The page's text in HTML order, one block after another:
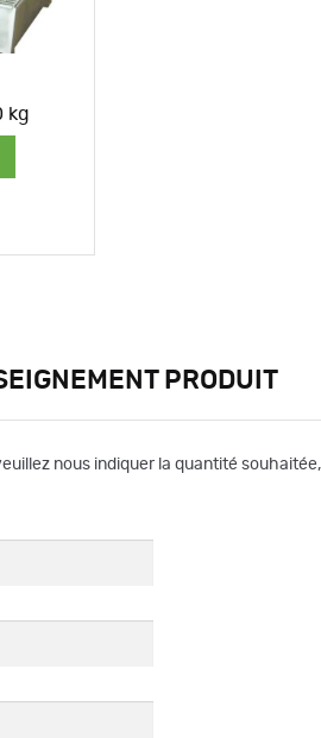
kg
PRODUIT
nous indiquer la quantité